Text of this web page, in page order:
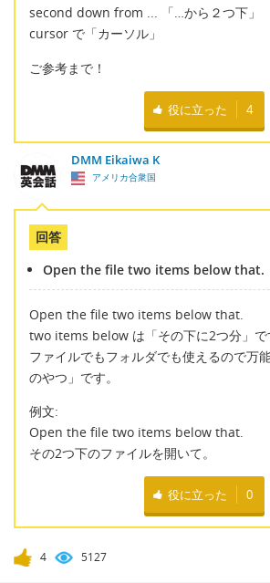
second down from ... 「…から２つ下」
cursor で「カーソル」
ご参考まで！
役に立った 4
DMM Eikaiwa K
アメリカ合衆国
回答
Open the file two items below that.
Open the file two items below that.
two items below は「その下に2つ分」で
ファイルでもフォルダでも使えるので万
のやつ」です。
例文:
Open the file two items below that.
その2つ下のファイルを開いて。
役に立った 0
4 5127